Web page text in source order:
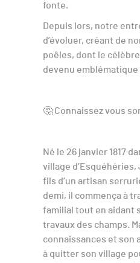
fonte.
Depuis lors, notre
d’évoluer, créant de
poêles, dont le
devenu
🤔 Connaissez vous
Né le 26 janvier 1817
village d’Esquéhéries,
fils d’un artisan
demi, il commença à
familial tout en aidant
travaux des champs.
connaissances et son
à quitter son village